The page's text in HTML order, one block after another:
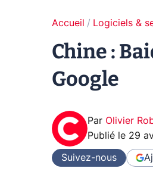
Accueil Logiciels &
Chine :
Google
Par Olivier
Publié le 29
Suivez-nous